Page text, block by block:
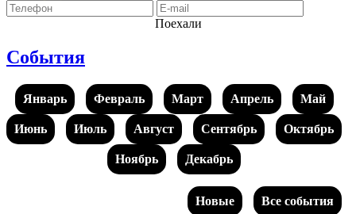
Поехали
События
Январь Февраль Март Апрель Май
Июнь Июль Август Сентябрь Октябрь
Ноябрь Декабрь
Новые Все события